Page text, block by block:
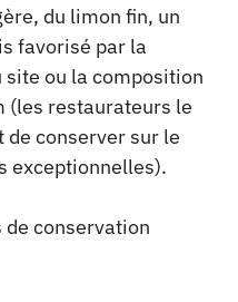
du limon fin, un
favorisé par la
ou la composition
(les restaurateurs le
de conserver sur le
exceptionnelles).
de conservation